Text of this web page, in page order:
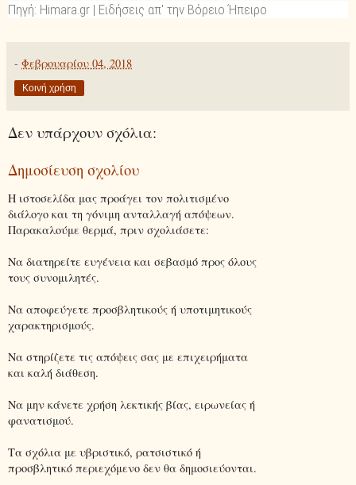
Πηγή: Himara.gr | Ειδήσεις απ' την Βόρειο Ήπειρο
- Φεβρουαρίου 04, 2018
Κοινή χρήση
Δεν υπάρχουν σχόλια:
Δημοσίευση σχολίου
Η ιστοσελίδα μας προάγει τον πολιτισμένο
διάλογο και τη γόνιμη ανταλλαγή απόψεων.
Παρακαλούμε θερμά, πριν σχολιάσετε:
Να διατηρείτε ευγένεια και σεβασμό προς όλους
τους συνομιλητές.
Να αποφεύγετε προσβλητικούς ή υποτιμητικούς
χαρακτηρισμούς.
Να στηρίζετε τις απόψεις σας με επιχειρήματα
και καλή διάθεση.
Να μην κάνετε χρήση λεκτικής βίας, ειρωνείας ή
φανατισμού.
Τα σχόλια με υβριστικό, ρατσιστικό ή
προσβλητικό περιεχόμενο δεν θα δημοσιεύονται.